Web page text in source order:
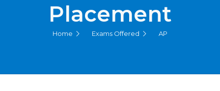
Placement
Home Exams Offered AP